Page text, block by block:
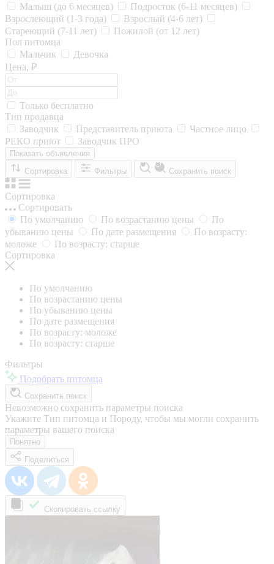
Малыш (до 6 месяцев)
Подросток (6-11 месяцев)
Взрослеющий (1-3 года)
Взрослый (4-6 лет)
Стареющий (7-11 лет)
Пожилой (от 12 лет)
Пол питомца
Мальчик
Девочка
Цена, ₽
Только бесплатно
Тип продавца
Заводчик
Представитель приюта
Частное лицо
РЕКО приют
Заводчик ПРО
Показать объявления
Сортировка
Фильтры Сохранить поиск
Сортировка
Сортировать
По умолчанию
По возрастанию цены
По
убыванию цены
По дате размещения
По возрасту:
моложе
По возрасту: старше
Сортировка
По умолчанию
По возрастанию цены
По убыванию цены
По дате размещения
По возрасту: моложе
По возрасту: старше
Фильтры
Подобрать питомца
Сохранить поиск
Невозможно сохранить параметры поиска
Укажите Тип питомца и Породу, чтобы мы могли сохранить
параметры вашего поиска
Понятно
Поделиться
Скопировать ссылку